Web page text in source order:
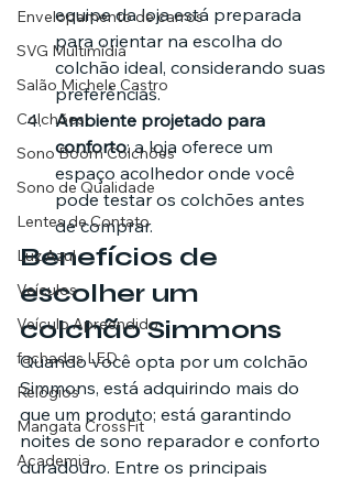
Envelopamento de carros
SVG Multimídia
Salão Michele Castro
Colchões
Sono Boom Colchões
Sono de Qualidade
Lentes de Contato
Luz Azul
Veículos
Veículo Apreendido
fachadas LED
Relógios
Mangata CrossFit
Academia
equipe da loja está preparada
para orientar na escolha do
colchão ideal, considerando suas
preferências.
Ambiente projetado para
conforto: a loja oferece um
espaço acolhedor onde você
pode testar os colchões antes
de comprar.
Benefícios de
escolher um
colchão Simmons
Quando você opta por um colchão
Simmons, está adquirindo mais do
que um produto; está garantindo
noites de sono reparador e conforto
duradouro. Entre os principais